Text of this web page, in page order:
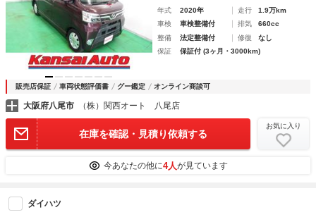
年式 2020年 走行
1.9万km
車検
車検整備付 排気
660cc
整備
法定整備付 修復
なし
保証
保証付 (3ヶ月・3000km)
販売店保証 車両状態評価書 グー鑑定 オンライン商談可
大阪府八尾市 （株）関西オート 八尾店
在庫を確認・見積り依頼する
お気に入り
今あなたの他に4人が見ています
ダイハツ